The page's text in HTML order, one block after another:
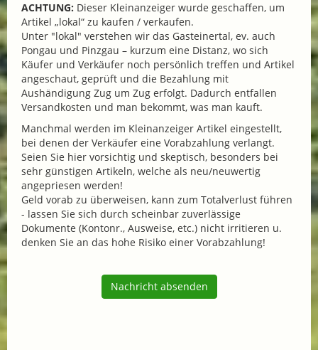
ACHTUNG: Dieser Kleinanzeiger wurde geschaffen, um
Artikel „lokal“ zu kaufen / verkaufen.
Unter "lokal" verstehen wir das Gasteinertal, ev. auch
Pongau und Pinzgau – kurzum eine Distanz, wo sich
Käufer und Verkäufer noch persönlich treffen und Artikel
angeschaut, geprüft und die Bezahlung mit
Aushändigung Zug um Zug erfolgt. Dadurch entfallen
Versandkosten und man bekommt, was man kauft.
Manchmal werden im Kleinanzeiger Artikel eingestellt,
bei denen der Verkäufer eine Vorabzahlung verlangt.
Seien Sie hier vorsichtig und skeptisch, besonders bei
sehr günstigen Artikeln, welche als neu/neuwertig
angepriesen werden!
Geld vorab zu überweisen, kann zum Totalverlust führen
- lassen Sie sich durch scheinbar zuverlässige
Dokumente (Kontonr., Ausweise, etc.) nicht irritieren u.
denken Sie an das hohe Risiko einer Vorabzahlung!
Nachricht absenden